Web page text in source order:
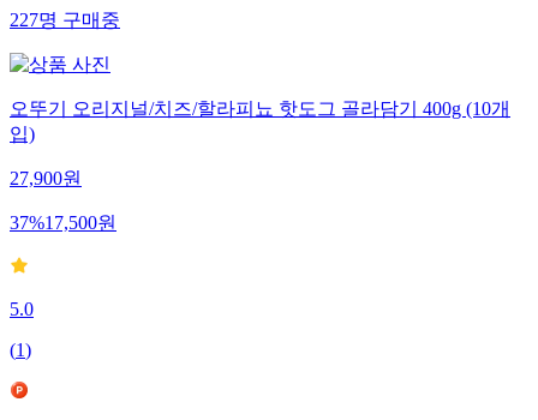
227명 구매중
오뚜기 오리지널/치즈/할라피뇨 핫도그 골라담기 400g (10개
입)
27,900원
37%17,500원
5.0
(1)